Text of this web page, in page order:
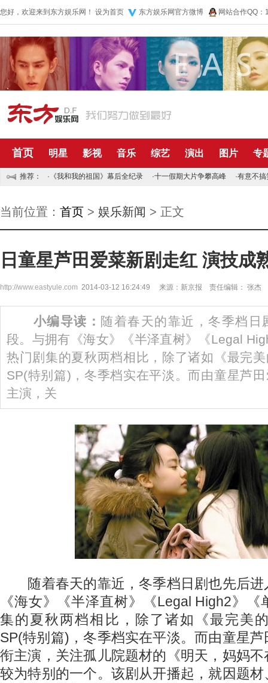
您好，欢迎来到东方娱乐网！ 设为首页 东方娱乐网官方微博 网站合作QQ
首页 明星 影视 音乐 综艺 演出 图片 专
推荐： · 《我和我的祖国》幕后全纪录 ·十一假期大片争攀高峰 ·有意不搞
当前位置： 首页 > 娱乐新闻 > 正文
日童星芦田爱菜新剧走红 演技成
http://www.eastyule.com 2014-03-12 16:24:49 来源：新京报 责任编辑： 张杰
小编导读： 随着春天的靠近，冬季档日
段。与拥有《海女》《半泽直树》《Legal
热门剧集的夏秋两档相比，除了诸如《最完
SP(特别篇)，冬季档实在平淡。而由童星芦
主演，关
随着春天的靠近，冬季档日剧也先后进
《海女》《半泽直树》《Legal High2》
集的夏秋两档相比，除了诸如《最完美
SP(特别篇)，冬季档实在平淡。而由童星
衔主演，关注孤儿院题材的《明天，妈妈
较为特别的一个。该剧从开播起，就因题